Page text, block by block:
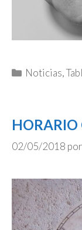
Categorías
Noticias,
HORARIO
02/05/2018 por